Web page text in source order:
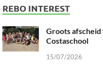
REBO INTEREST
Groots
Costaschool
15/07/2026